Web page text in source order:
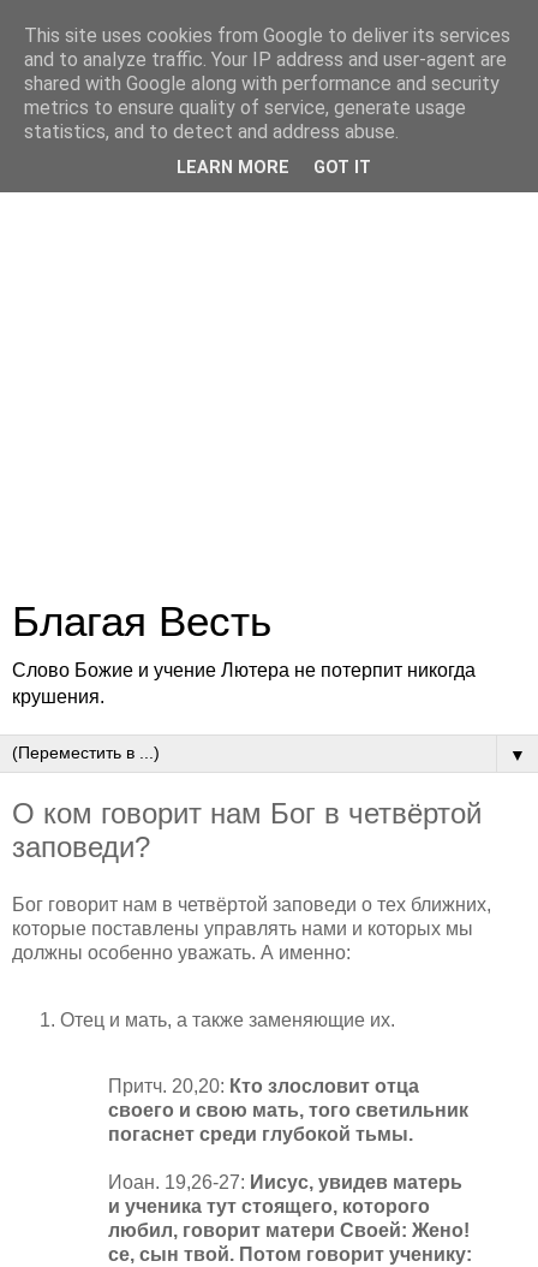
Благая Весть
Слово Божие и учение Лютера не потерпит никогда
крушения.
▼
О ком говорит нам Бог в четвёртой
заповеди?
Бог говорит нам в четвёртой заповеди о тех ближних,
которые поставлены управлять нами и которых мы
должны особенно уважать. А именно:
Отец и мать, а также заменяющие их.
Притч. 20,20: Кто злословит отца
своего и свою мать, того светильник
погаснет среди глубокой тьмы.
Иоан. 19,26-27: Иисус, увидев матерь
и ученика тут стоящего, которого
любил, говорит матери Своей: Жено!
се, сын твой. Потом говорит ученику:
This site uses cookies from Google to deliver its services
and to analyze traffic. Your IP address and user-agent are
shared with Google along with performance and security
metrics to ensure quality of service, generate usage
statistics, and to detect and address abuse.
LEARN MORE GOT IT